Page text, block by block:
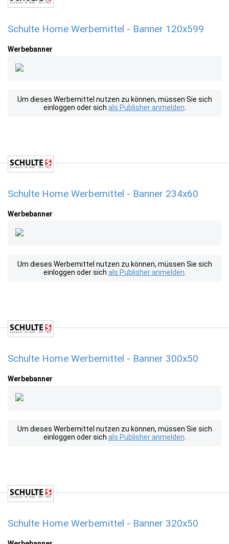
Schulte Home Werbemittel - Banner 120x599
Werbebanner
Um dieses Werbemittel nutzen zu können, müssen Sie sich
einloggen oder sich als Publisher anmelden
Schulte Home Werbemittel - Banner 234x60
Werbebanner
Um dieses Werbemittel nutzen zu können, müssen Sie sich
einloggen oder sich als Publisher anmelden
Schulte Home Werbemittel - Banner 300x50
Werbebanner
Um dieses Werbemittel nutzen zu können, müssen Sie sich
einloggen oder sich als Publisher anmelden
Schulte Home Werbemittel - Banner 320x50